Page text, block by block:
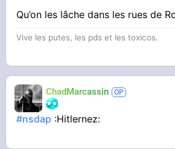
Qu’on les lâche dans les rues de
Vive les putes, les pds et les toxicos.
ChadMarcassin
#nsdap :Hitlernez: